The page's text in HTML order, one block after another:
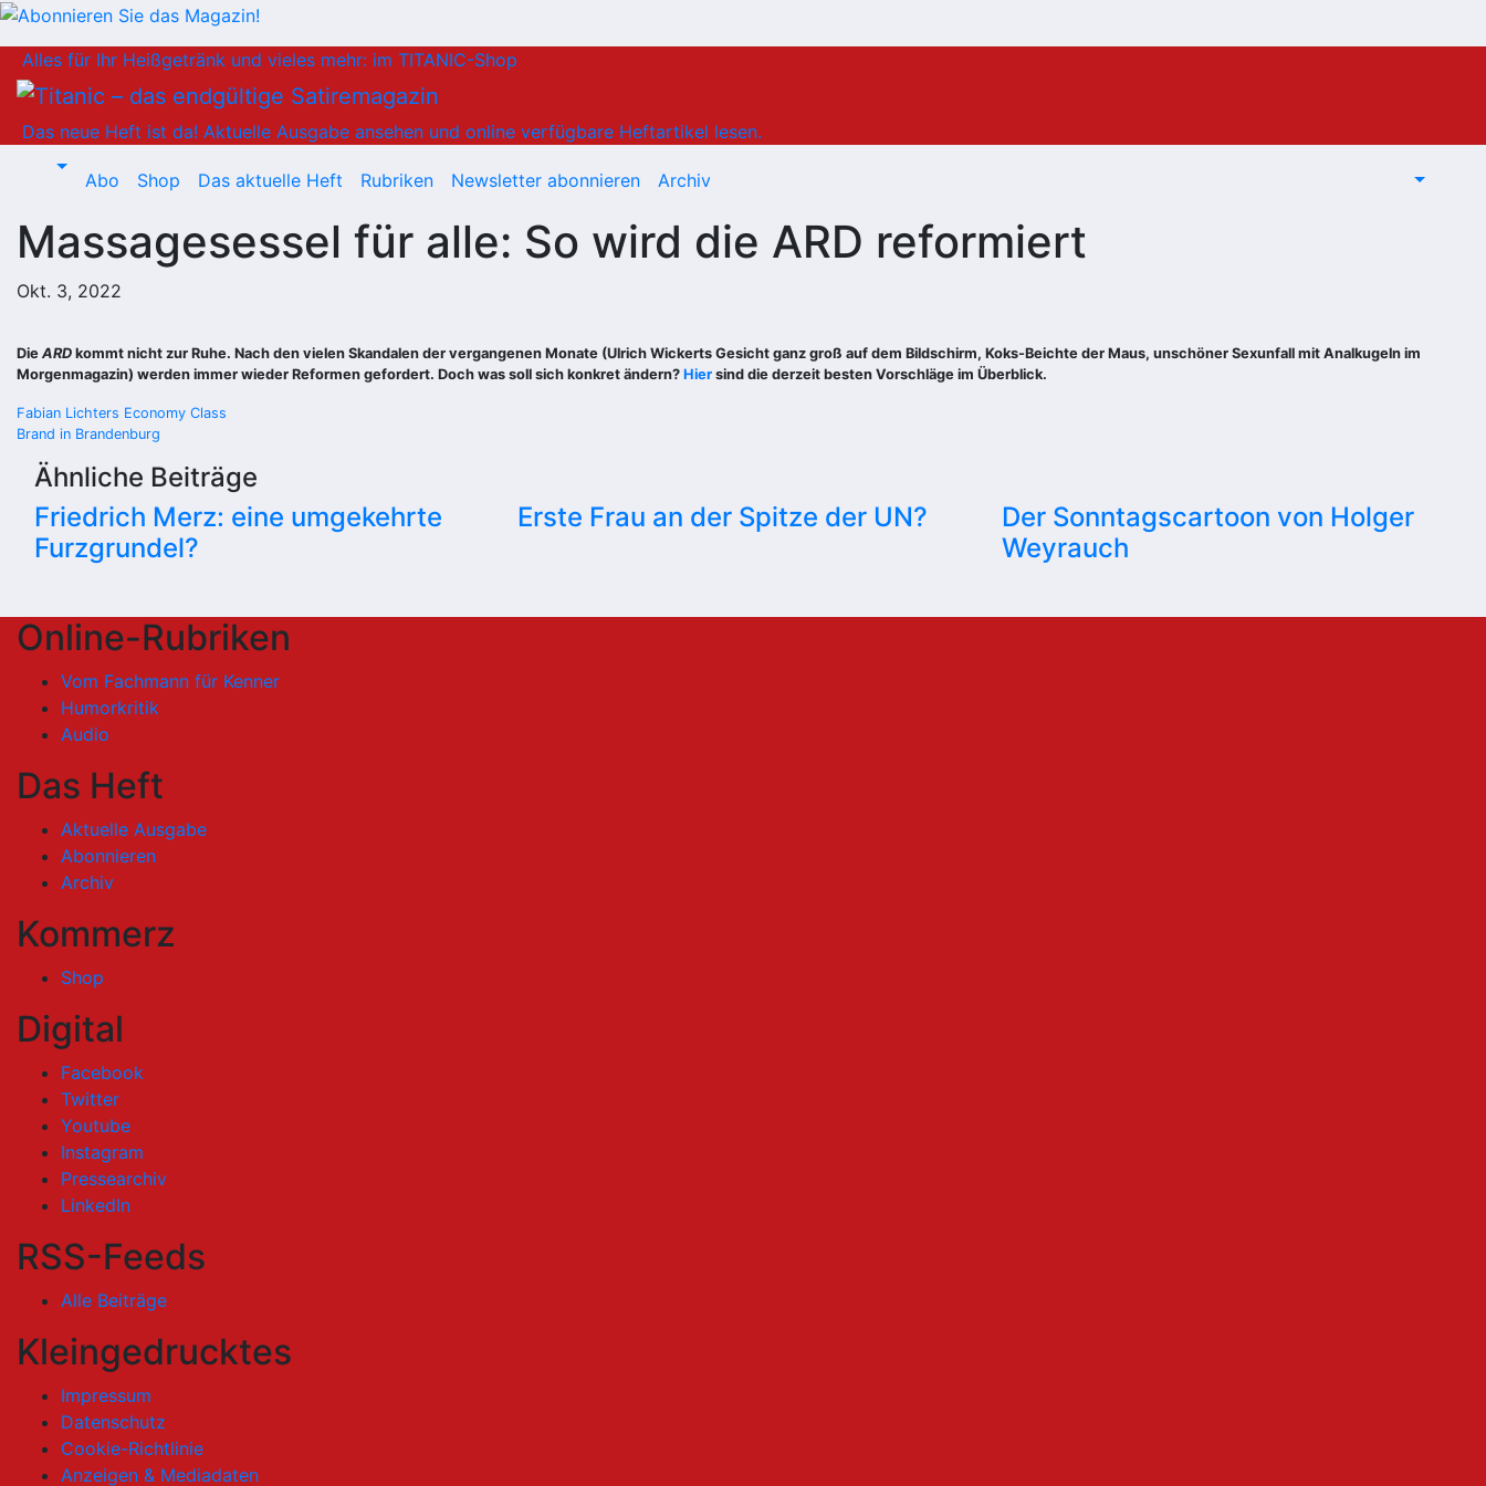
Inhalt
springen
Alles für Ihr Heißgetränk und vieles mehr: im TITANIC-Shop
Das neue Heft ist da! Aktuelle Ausgabe ansehen und online verfügbare Heftartikel lesen.
Abo Shop Das aktuelle Heft Rubriken Newsletter abonnieren Archiv
Massagesessel für alle: So wird die ARD reformiert
Okt. 3, 2022
Die ARD kommt nicht zur Ruhe. Nach den vielen Skandalen der vergangenen Monate (Ulrich Wickerts Gesicht ganz groß auf dem Bildschirm, Koks-Beichte der Maus, unschöner Sexunfall mit Analkugeln im
Morgenmagazin) werden immer wieder Reformen gefordert. Doch was soll sich konkret ändern? Hier sind die derzeit besten Vorschläge im Überblick.
Beitragsnavigation
Fabian Lichters Economy Class
Brand in Brandenburg
Ähnliche Beiträge
Friedrich Merz: eine umgekehrte
Furzgrundel?
Erste Frau an der Spitze der UN?
Der Sonntagscartoon von Holger
Weyrauch
Online-Rubriken
Vom Fachmann für Kenner
Humorkritik
Audio
Das Heft
Aktuelle Ausgabe
Abonnieren
Archiv
Kommerz
Shop
Digital
Facebook
Twitter
Youtube
Instagram
Pressearchiv
LinkedIn
RSS-Feeds
Alle Beiträge
Kleingedrucktes
Impressum
Datenschutz
Cookie-Richtlinie
Anzeigen & Mediadaten